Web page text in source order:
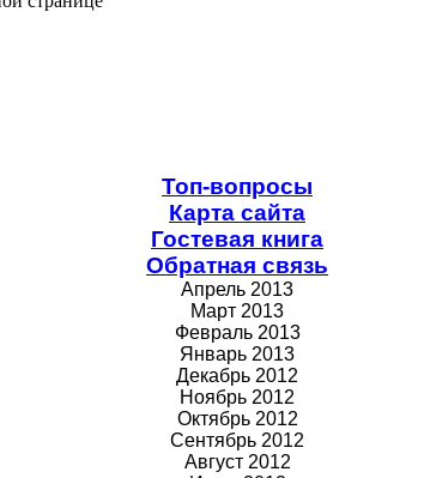
Топ-вопросы
Карта сайта
Гостевая книга
Обратная связь
Апрель 2013
Март 2013
Февраль 2013
Январь 2013
Декабрь 2012
Ноябрь 2012
Октябрь 2012
Сентябрь 2012
Август 2012